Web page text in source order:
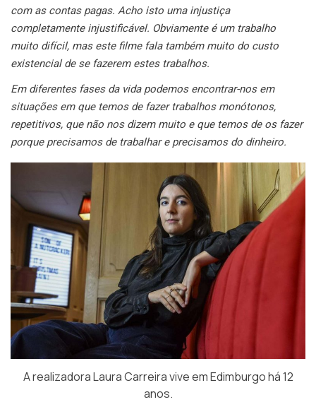
com as contas pagas. Acho isto uma injustiça
completamente injustificável. Obviamente é um trabalho
muito difícil, mas este filme fala também muito do custo
existencial de se fazerem estes trabalhos.
Em diferentes fases da vida podemos encontrar-nos em
situações em que temos de fazer trabalhos monótonos,
repetitivos, que não nos dizem muito e que temos de os fazer
porque precisamos de trabalhar e precisamos do dinheiro.
A realizadora Laura Carreira vive em Edimburgo há 12
anos.